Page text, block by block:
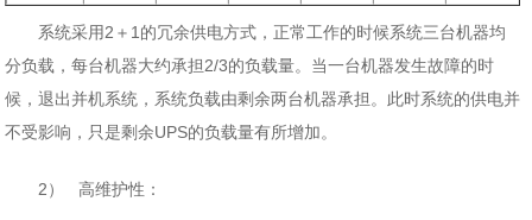
系统采用2＋1的冗余供电方式，正常工作的时候系统三台机器均
分负载，每台机器大约承担2/3的负载量。当一台机器发生故障的时
候，退出并机系统，系统负载由剩余两台机器承担。此时系统的供电并
不受影响，只是剩余UPS的负载量有所增加。
2） 高维护性：